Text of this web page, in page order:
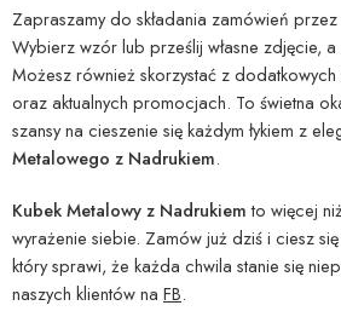
Zapraszamy do składania zamówień przez
Wybierz wzór lub prześlij własne zdjęcie,
Możesz również skorzystać z
oraz aktualnych promocjach. To świetna
szansy na cieszenie się każdym łykiem z
Metalowego z Nadrukiem.
Kubek Metalowy z Nadrukiemto więcej
wyrażenie siebie. Zamów już dziś i ciesz
który sprawi, że każda chwila stanie się
naszych klientów na FB.